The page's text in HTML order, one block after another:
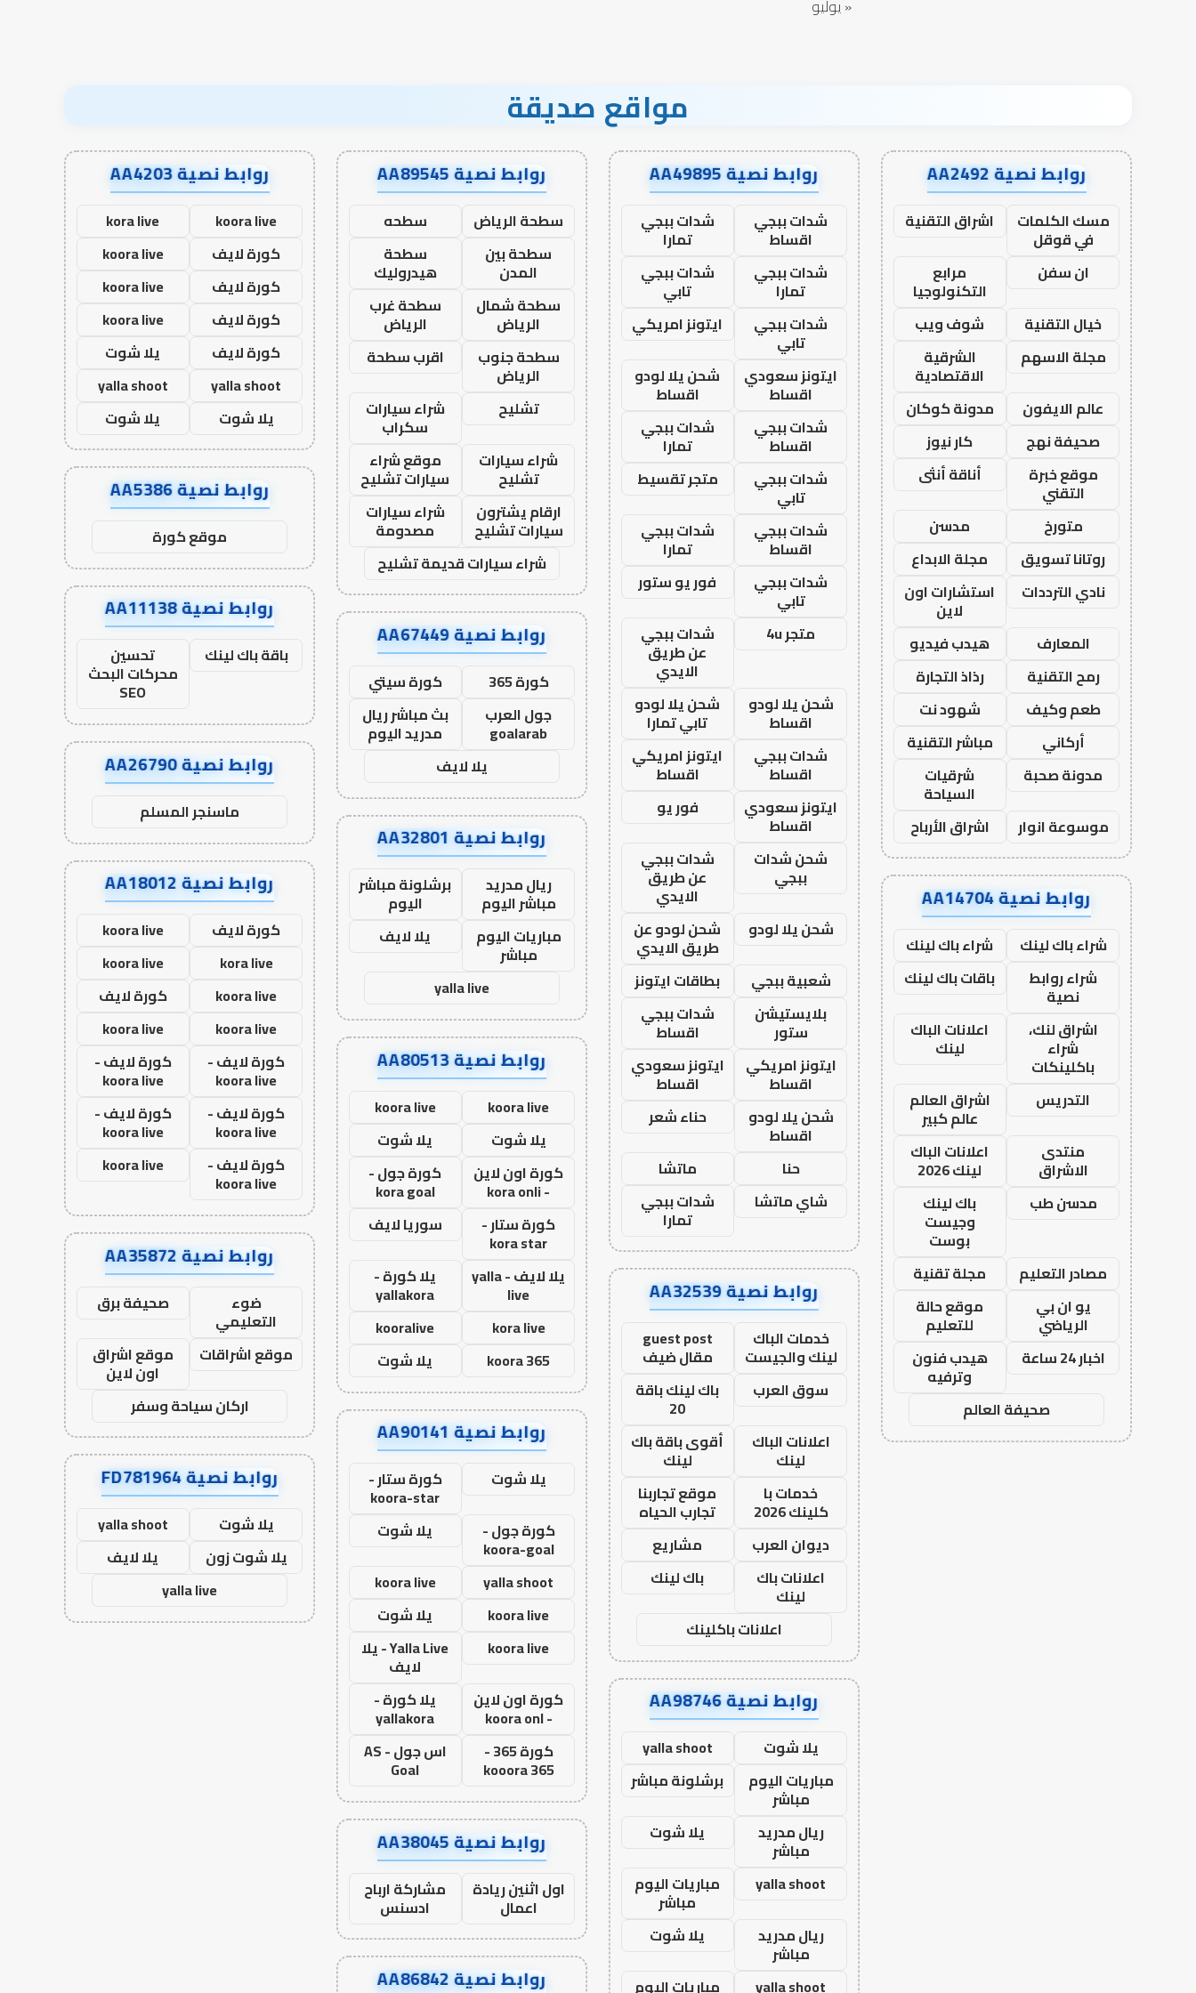
« يوليو
مواقع صديقة
روابط نصية AA2492
مسك الكلمات
في قوقل
اشراق التقنية
ان سفن
مرابع
التكنولوجيا
خيال التقنية
شوف ويب
مجلة الاسهم
الشرقية
الاقتصادية
عالم الايفون
مدونة كوكان
صحيفة نهج
كار نيوز
موقع خبرة
التقني
أناقة أنثى
متورخ
مدسن
روتانا تسويق
مجلة الابداع
نادي الترددات
استشارات اون
لاين
المعارف
هيدب فيديو
رمح التقنية
رذاذ التجارة
طعم وكيف
شهود نت
أركاني
مباشر التقنية
مدونة صحبة
شرقيات
السياحة
موسوعة انوار
اشراق الأرباح
روابط نصية AA14704
شراء باك لينك
شراء باك لينك
شراء روابط
نصية
باقات باك لينك
اشراق لنك،
شراء
باكلينكات
اعلانات الباك
لينك
التدريس
اشراق العالم
عالم كبير
منتدى
الاشراق
اعلانات الباك
لينك 2026
مدسن طب
باك لينك
وجيست
بوست
مصادر التعليم
مجلة تقنية
يو ان بي
الرياضي
موقع حالة
للتعليم
اخبار 24 ساعة
هيدب فنون
وترفيه
صحيفة العالم
روابط نصية AA49895
شدات ببجي
اقساط
شدات ببجي
تمارا
شدات ببجي
تمارا
شدات ببجي
تابي
شدات ببجي
تابي
ايتونز امريكي
ايتونز سعودي
اقساط
شحن يلا لودو
اقساط
شدات ببجي
اقساط
شدات ببجي
تمارا
شدات ببجي
تابي
متجر تقسيط
شدات ببجي
اقساط
شدات ببجي
تمارا
شدات ببجي
تابي
فور يو ستور
متجر 4u
شدات ببجي
عن طريق
الايدي
شحن يلا لودو
اقساط
شحن يلا لودو
تابي تمارا
شدات ببجي
اقساط
ايتونز امريكي
اقساط
ايتونز سعودي
اقساط
فور يو
شحن شدات
ببجي
شدات ببجي
عن طريق
الايدي
شحن يلا لودو
شحن لودو عن
طريق الايدي
شعبية ببجي
بطاقات ايتونز
بلايستيشن
ستور
شدات ببجي
اقساط
ايتونز امريكي
اقساط
ايتونز سعودي
اقساط
شحن يلا لودو
اقساط
حناء شعر
حنا
ماتشا
شاي ماتشا
شدات ببجي
تمارا
روابط نصية AA32539
خدمات الباك
لينك والجيست
guest post
مقال ضيف
سوق العرب
باك لينك باقة
20
اعلانات الباك
لينك
أقوى باقة باك
لينك
خدمات با
كلينك 2026
موقع تجاربنا
تجارب الحياه
ديوان العرب
مشاريع
اعلانات باك
لينك
باك لينك
اعلانات باكلينك
روابط نصية AA98746
يلا شوت
yalla shoot
مباريات اليوم
مباشر
برشلونة مباشر
ريال مدريد
مباشر
يلا شوت
yalla shoot
مباريات اليوم
مباشر
ريال مدريد
مباشر
يلا شوت
yalla shoot
مباريات اليوم
روابط نصية AA89545
سطحة الرياض
سطحه
سطحة بين
المدن
سطحة
هيدروليك
سطحة شمال
الرياض
سطحة غرب
الرياض
سطحة جنوب
الرياض
اقرب سطحة
تشليح
شراء سيارات
سكراب
شراء سيارات
تشليح
موقع شراء
سيارات تشليح
ارقام يشترون
سيارات تشليح
شراء سيارات
مصدومة
شراء سيارات قديمة تشليح
روابط نصية AA67449
كورة 365
كورة سيتي
جول العرب
goalarab
بث مباشر ريال
مدريد اليوم
يلا لايف
روابط نصية AA32801
ريال مدريد
مباشر اليوم
برشلونة مباشر
اليوم
مباريات اليوم
مباشر
يلا لايف
yalla live
روابط نصية AA80513
koora live
koora live
يلا شوت
يلا شوت
كورة اون لاين
- kora onli
كورة جول -
kora goal
كورة ستار -
kora star
سوريا لايف
يلا لايف - yalla
live
يلا كورة -
yallakora
kora live
kooralive
koora 365
يلا شوت
روابط نصية AA90141
يلا شوت كورة ستار -
koora-star
كورة جول -
koora-goal
يلا شوت
yalla shoot
koora live
koora live
يلا شوت
koora live
Yalla Live - يلا
لايف
كورة اون لاين
- koora onl
يلا كورة -
yallakora
كورة 365 -
kooora 365
اس جول - AS
Goal
روابط نصية AA38045
اول اثنين ريادة
اعمال
مشاركة ارباح
ادسنس
روابط نصية AA86842
روابط نصية AA4203
koora live
kora live
كورة لايف
koora live
كورة لايف
koora live
كورة لايف
koora live
كورة لايف
يلا شوت
yalla shoot
yalla shoot
يلا شوت
يلا شوت
روابط نصية AA5386
موقع كورة
روابط نصية AA11138
باقة باك لينك تحسين
محركات البحث
SEO
روابط نصية AA26790
ماسنجر المسلم
روابط نصية AA18012
كورة لايف
koora live
kora live
koora live
koora live
كورة لايف
koora live
koora live
كورة لايف -
koora live
كورة لايف -
koora live
كورة لايف -
koora live
كورة لايف -
koora live
كورة لايف -
koora live
koora live
روابط نصية AA35872
ضوء
التعليمي
صحيفة برق
موقع اشراقات
موقع اشراق
اون لاين
اركان سياحة وسفر
روابط نصية FD781964
يلا شوت
yalla shoot
يلا شوت زون
يلا لايف
yalla live